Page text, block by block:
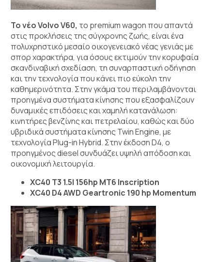
Το νέο Volvo V60, το premium wagon που απαντά
στις προκλήσεις της σύγχρονης ζωής, είναι ένα
πολυχρηστικό μεσαίο οικογενειακό νέας γενιάς με
σπορ χαρακτήρα, για όσους εκτιμούν την κορυφαία
σκανδιναβική σχεδίαση, τη συναρπαστική οδήγηση
και την τεχνολογία που κάνει πιο εύκολη την
καθημερινότητα. Στην γκάμα του περιλαμβάνονται
προηγμένα συστήματα κίνησης που εξασφαλίζουν
δυναμικές επιδόσεις και χαμηλή κατανάλωση:
κινητήρες βενζίνης και πετρελαίου, καθώς και δύο
υβριδικά συστήματα κίνησης Twin Engine, με
τεχνολογία Plug-in Hybrid. Στην έκδοση D4, o
προηγμένος diesel συνδυάζει υψηλή απόδοση και
οικονομική λειτουργία.
XC40 T3 1.5l 156hp MT6 Inscription
XC40 D4 AWD Geartronic 190 hp Momentum